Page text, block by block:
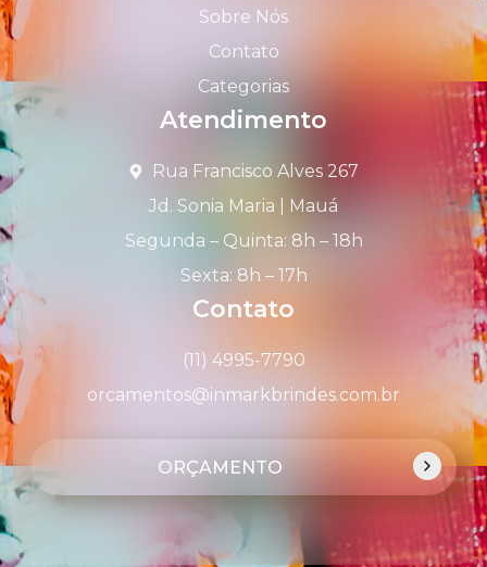
Sobre Nós
Contato
Categorias
Atendimento
Rua Francisco Alves 267
Jd. Sonia Maria | Mauá
Segunda – Quinta: 8h – 18h
Sexta: 8h – 17h
Contato
(11) 4995-7790
orcamentos@inmarkbrindes.com.br
ORÇAMENTO